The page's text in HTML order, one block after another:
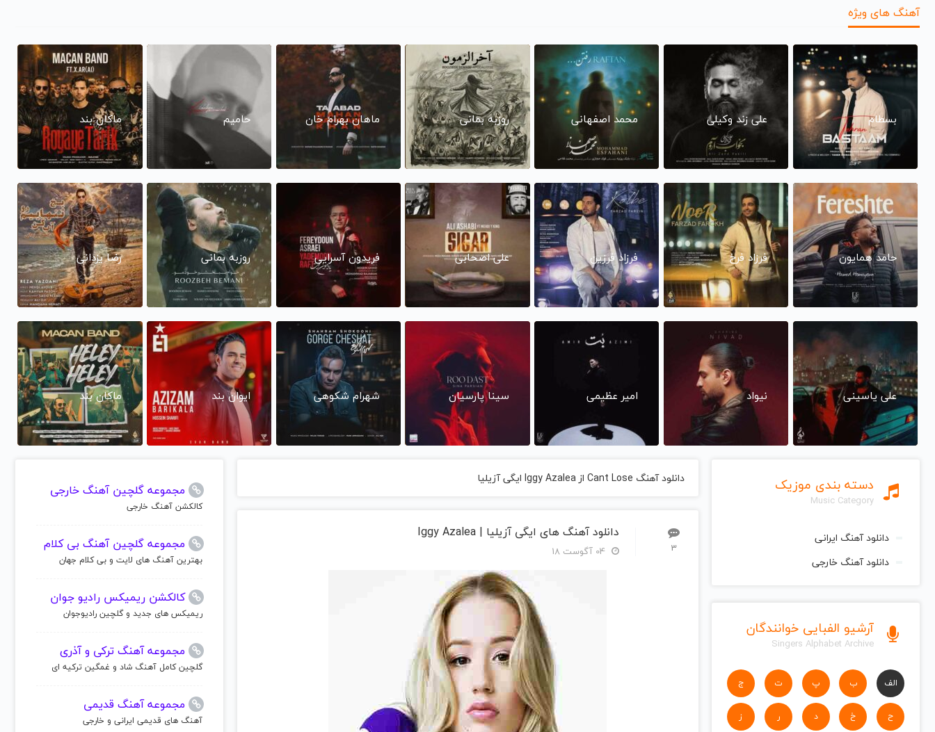
آهنگ های ویژه
بسطام علی زند وکیلی محمد اصفهانی روزبه بمانی ماهان بهرام خان حامیم ماکان بند
حامد همایون فرزاد فرخ فرزاد فرزین علی اصحابی فریدون آسرایی روزبه بمانی رضا یزدانی
علی یاسینی نیواد امیر عظیمی سینا پارسیان شهرام شکوهی ایوان بند ماکان بند
دسته بندی موزیک
Music Category
دانلود آهنگ ایرانی
دانلود آهنگ خارجی
آرشیو الفبایی خوانندگان
Singers Alphabet Archive
الف ب پ ت ج
ح خ د ر ز
دانلود آهنگ Cant Lose از Iggy Azalea ایگی آزیلیا
3
دانلود آهنگ های ایگی آزیلیا | Iggy Azalea
مجموعه گلچین آهنگ خارجی
کالکشن آهنگ خارجی
مجموعه گلچین آهنگ بی کلام
بهترین آهنگ های لایت و بی کلام جهان
کالکشن ریمیکس رادیو جوان
ریمیکس های جدید و گلچین رادیوجوان
مجموعه آهنگ ترکی و آذری
گلچین کامل آهنگ شاد و غمگین ترکیه ای
مجموعه آهنگ قدیمی
آهنگ های قدیمی ایرانی و خارجی